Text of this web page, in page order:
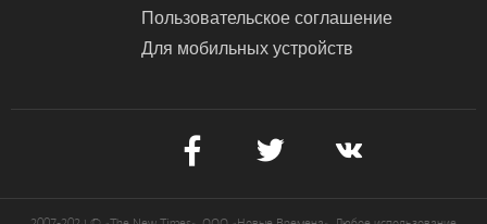
Пользовательское соглашение
Для мобильных устройств